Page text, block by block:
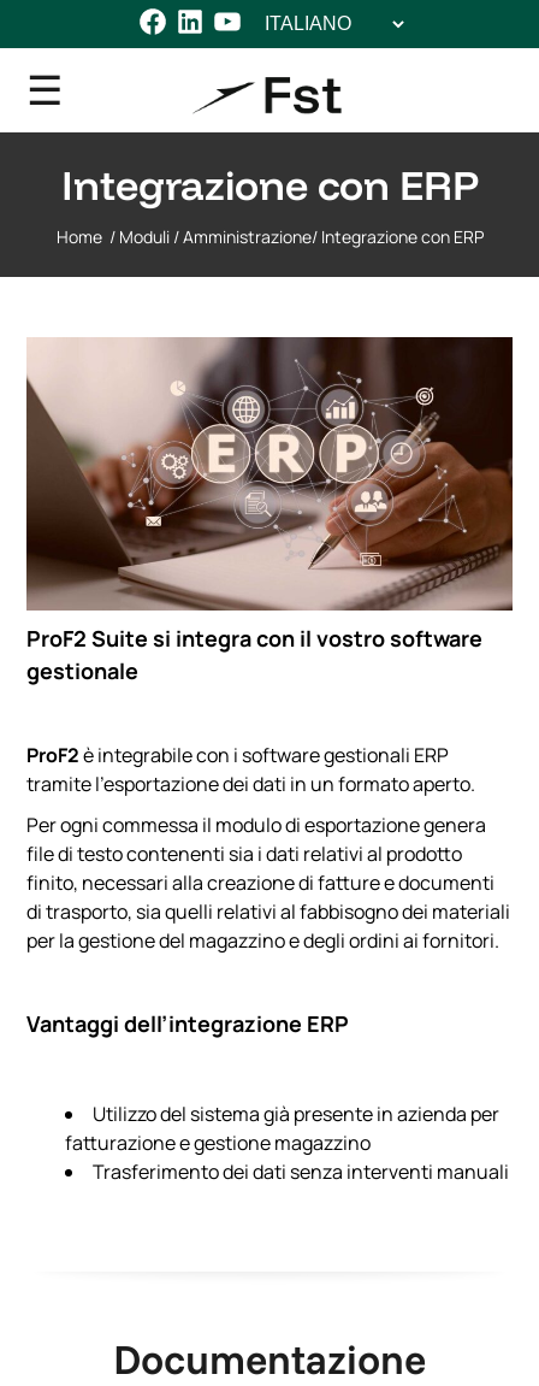
Facebook
LinkedIn
YouTube
Scegli
Integrazione con ERP
Home / Moduli /Amministrazione/ Integrazione con ERP
ProF2 Suite si integra con il vostro software
gestionale
ProF2è integrabile con i software gestionali ERP
tramite l’esportazione dei dati in un formato aperto.
Per ogni commessa il modulo di esportazione genera
file di testo contenenti sia i dati relativi al prodotto
finito, necessari alla creazione di fatture e documenti
di trasporto, sia quelli relativi al fabbisogno dei materiali
per la gestione del magazzino e degli ordini ai fornitori.
Vantaggi dell’integrazione ERP
Utilizzo del sistema già presente in azienda per
fatturazione e gestione magazzino
Trasferimento dei dati senza interventi manuali
Documentazione